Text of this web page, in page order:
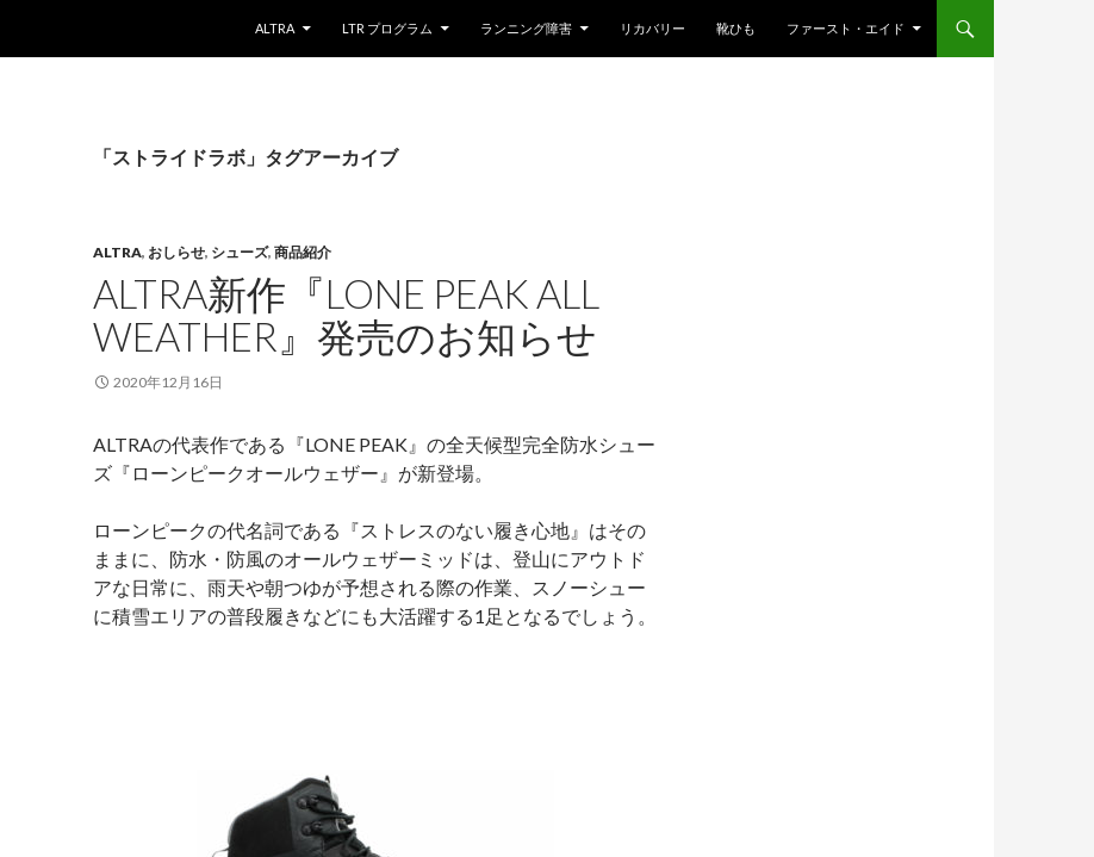
ALTRA
LTR プログラム ランニング障害 リカバリー 靴ひも ファースト・エイド
「ストライドラボ」タグアーカイブ
ALTRA, おしらせ, シューズ, 商品紹介
ALTRA新作『LONE PEAK ALL
WEATHER』発売のお知らせ
2020年12月16日
ALTRAの代表作である『LONE PEAK』の全天候型完全防水シュー
ズ『ローンピークオールウェザー』が新登場。
ローンピークの代名詞である『ストレスのない履き心地』はその
ままに、防水・防風のオールウェザーミッドは、登山にアウトド
アな日常に、雨天や朝つゆが予想される際の作業、スノーシュー
に積雪エリアの普段履きなどにも大活躍する1足となるでしょう。